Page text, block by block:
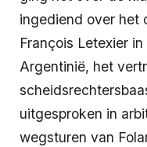
ingediend over het
François Letexier
Argentinië, het
uitgesproken in
wegsturen van